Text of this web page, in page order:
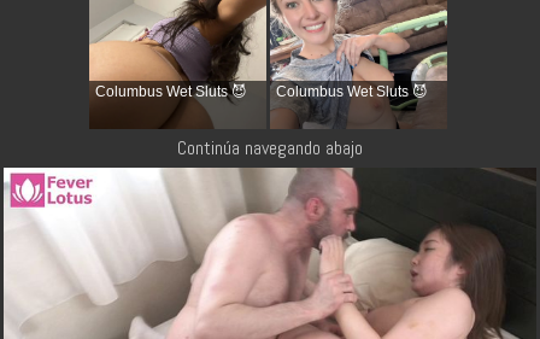
Columbus Wet Sluts 😈 Columbus Wet Sluts 😈
Continúa navegando abajo